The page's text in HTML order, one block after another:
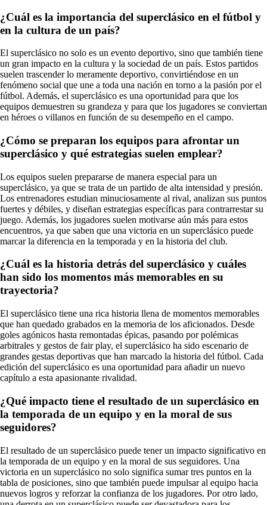
¿Cuál es la importancia del superclásico en el fútbol y
en la cultura de un país?
El superclásico no solo es un evento deportivo, sino que también tiene
un gran impacto en la cultura y la sociedad de un país. Estos partidos
suelen trascender lo meramente deportivo, convirtiéndose en un
fenómeno social que une a toda una nación en torno a la pasión por el
fútbol. Además, el superclásico es una oportunidad para que los
equipos demuestren su grandeza y para que los jugadores se conviertan
en héroes o villanos en función de su desempeño en el campo.
¿Cómo se preparan los equipos para afrontar un
superclásico y qué estrategias suelen emplear?
Los equipos suelen prepararse de manera especial para un
superclásico, ya que se trata de un partido de alta intensidad y presión.
Los entrenadores estudian minuciosamente al rival, analizan sus puntos
fuertes y débiles, y diseñan estrategias específicas para contrarrestar su
juego. Además, los jugadores suelen motivarse aún más para estos
encuentros, ya que saben que una victoria en un superclásico puede
marcar la diferencia en la temporada y en la historia del club.
¿Cuál es la historia detrás del superclásico y cuáles
han sido los momentos más memorables en su
trayectoria?
El superclásico tiene una rica historia llena de momentos memorables
que han quedado grabados en la memoria de los aficionados. Desde
goles agónicos hasta remontadas épicas, pasando por polémicas
arbitrales y gestos de fair play, el superclásico ha sido escenario de
grandes gestas deportivas que han marcado la historia del fútbol. Cada
edición del superclásico es una oportunidad para añadir un nuevo
capítulo a esta apasionante rivalidad.
¿Qué impacto tiene el resultado de un superclásico en
la temporada de un equipo y en la moral de sus
seguidores?
El resultado de un superclásico puede tener un impacto significativo en
la temporada de un equipo y en la moral de sus seguidores. Una
victoria en un superclásico no solo significa sumar tres puntos en la
tabla de posiciones, sino que también puede impulsar al equipo hacia
nuevos logros y reforzar la confianza de los jugadores. Por otro lado,